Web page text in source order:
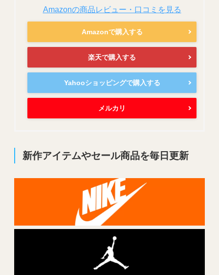
Amazonの商品レビュー・口コミを見る
Amazonで購入する
楽天で購入する
Yahooショッピングで購入する
メルカリ
新作アイテムやセール商品を毎日更新